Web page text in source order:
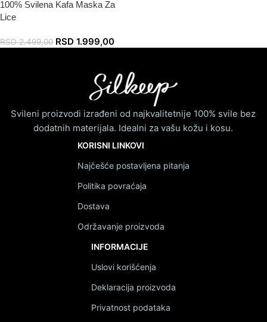
100% Svilena Kafa Maska Za
Lice
RSD2.499,00 RSD 1.999,00
Svileni proizvodi izrađeni od najkvalitetnije 100% svile bez
dodatnih materijala. Idealni za vašu kožu i kosu.
KORISNI LINKOVI
Najčešće postavljena pitanja
Politika povraćaja
Dostava
Održavanje proizvoda
INFORMACIJE
Uslovi korišćenja
Deklaracija proizvoda
Privatnost podataka